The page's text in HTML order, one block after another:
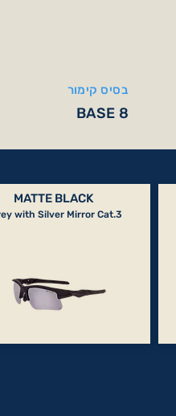
בסיס קימור
BASE 8
MATTE BLACK
with Silver Mirror Cat.3